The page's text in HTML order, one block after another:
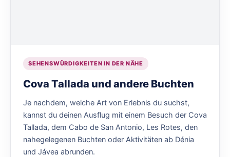
SEHENSWÜRDIGKEITEN IN DER NÄHE
Cova Tallada und andere Buchten
Je nachdem, welche Art von Erlebnis du suchst,
kannst du deinen Ausflug mit einem Besuch der Cova
Tallada, dem Cabo de San Antonio, Les Rotes, den
nahegelegenen Buchten oder Aktivitäten ab Dénia
und Jávea abrunden.